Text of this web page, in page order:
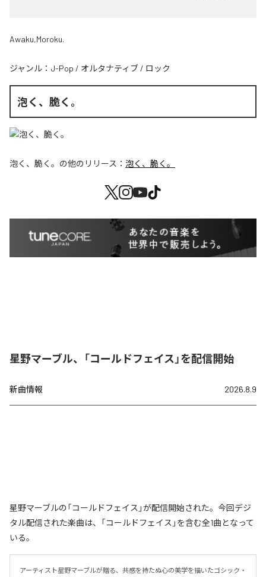
Awaku,Moroku.
ジャンル： J-Pop / オルタナティブ / ロック
泡く、脆く。
泡く、脆く。 の他のリリース： 泡く、脆く。
星野マーブル、「コールドフェイス」を配信開始
新曲情報 2026.8.9
星野マーブルの「コールドフェイス」が配信開始された。今回デジ
タル配信された楽曲は、「コールドフェイス」を含む全1曲となって
いる。
アーティスト星野マーブルが贈る、共感を持たぬ心の美学を描いたゴシック・